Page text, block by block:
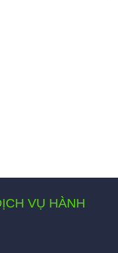
VỤ HÀNH